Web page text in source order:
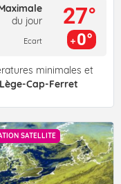
du jour
Ecart
27°
0°
minimales et
Lège-Cap-Ferret
SATELLITE